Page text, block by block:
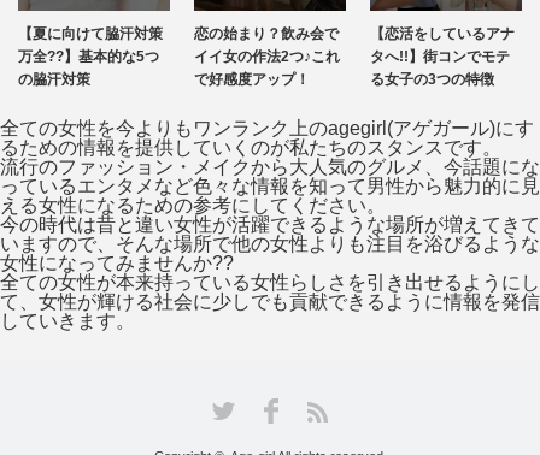
【夏に向けて脇汗対策
万全??】基本的な5つ
の脇汗対策
恋の始まり？飲み会で
イイ女の作法2つ♪これ
で好感度アップ！
【恋活をしているアナ
タへ!!】街コンでモテ
る女子の3つの特徴
全ての女性を今よりもワンランク上のagegirl(アゲガール)にす
るための情報を提供していくのが私たちのスタンスです。
流行のファッション・メイクから大人気のグルメ、今話題にな
っているエンタメなど色々な情報を知って男性から魅力的に見
える女性になるための参考にしてください。
今の時代は昔と違い女性が活躍できるような場所が増えてきて
いますので、そんな場所で他の女性よりも注目を浴びるような
女性になってみませんか??
全ての女性が本来持っている女性らしさを引き出せるようにし
て、女性が輝ける社会に少しでも貢献できるように情報を発信
していきます。
RSS